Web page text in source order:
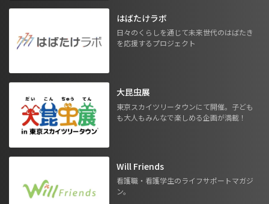
はばたけラボ
日々のくらしを通じて未来世代のはばたき
を応援するプロジェクト
大昆虫展
東京スカイツリータウンにて開催。子ども
も大人もみんなで楽しめる企画が満載！
Will Friends
看護職・看護学生のライフサポートマガジ
ン。